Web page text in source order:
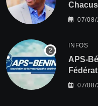
07/08/
INFOS
APS-
07/08/